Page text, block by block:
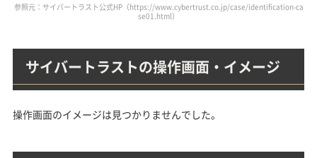
参照元：サイバートラスト公式HP（https://www.cybertrust.co.jp/case/identification-ca
se01.html）
サイバートラストの操作画面・イメージ
操作画面のイメージは見つかりませんでした。